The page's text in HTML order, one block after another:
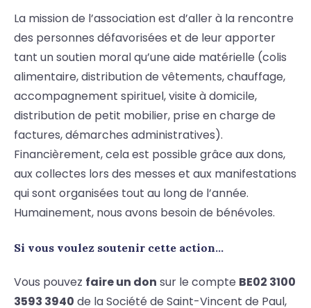
La mission de l’association est d’aller à la rencontre
des personnes défavorisées et de leur apporter
tant un soutien moral qu’une aide matérielle (colis
alimentaire, distribution de vêtements, chauffage,
accompagnement spirituel, visite à domicile,
distribution de petit mobilier, prise en charge de
factures, démarches administratives).
Financièrement, cela est possible grâce aux dons,
aux collectes lors des messes et aux manifestations
qui sont organisées tout au long de l’année.
Humainement, nous avons besoin de bénévoles.
Si vous voulez soutenir cette action…
Vous pouvez faire un don sur le compte BE02 3100
3593 3940 de la Société de Saint-Vincent de Paul,